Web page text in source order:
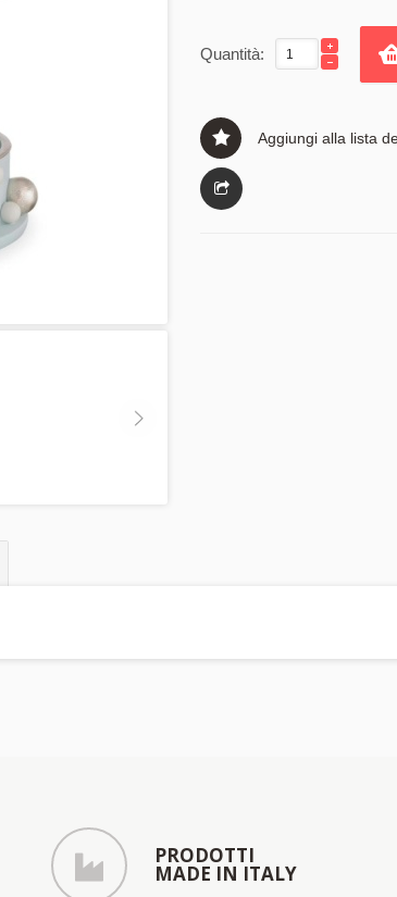
Quantità:
Aggiungi alla lista
PRODOTTI
MADE IN ITALY